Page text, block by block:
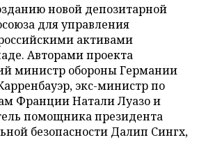
новой депозитарной
для управления
активами
Авторами проекта
министр обороны Германии
экс-министр по
Франции Натали Луазо и
помощника президента
безопасности Далип Сингх,